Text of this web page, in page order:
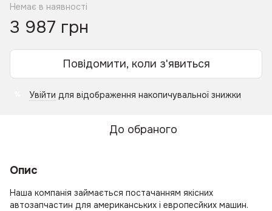
Немає в наявності
3 987 грн
Повідомити, коли з'явиться
Увійти для відображення накопичувальної знижки
До обраного
Опис
Наша компанія займається постачанням якісних
автозапчастин для американських і европесйких машин.